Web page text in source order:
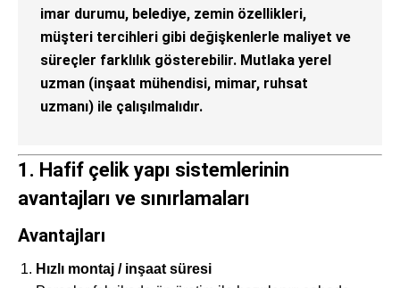
imar durumu, belediye, zemin özellikleri,
müşteri tercihleri gibi değişkenlerle maliyet ve
süreçler farklılık gösterebilir. Mutlaka yerel
uzman (inşaat mühendisi, mimar, ruhsat
uzmanı) ile çalışılmalıdır.
1. Hafif çelik yapı sistemlerinin
avantajları ve sınırlamaları
Avantajları
Hızlı montaj / inşaat süresi